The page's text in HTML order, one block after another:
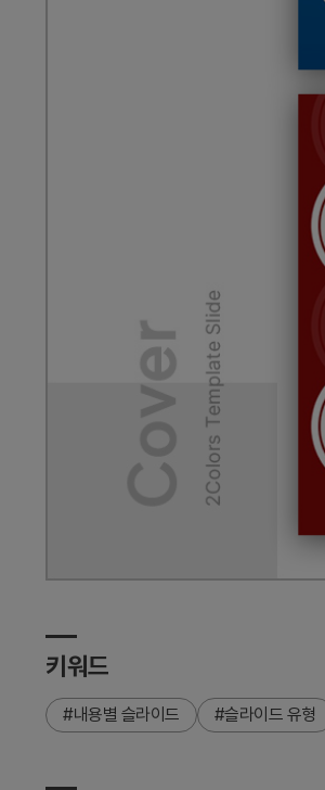
키워드
#내용별 슬라이드 #슬라이드 유형